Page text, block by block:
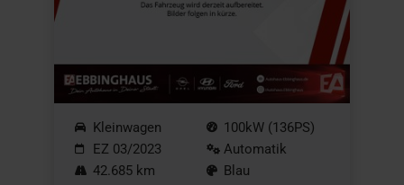
Kleinwagen
EZ 03/2023
42.685 km
100kW (136PS)
Automatik
Blau